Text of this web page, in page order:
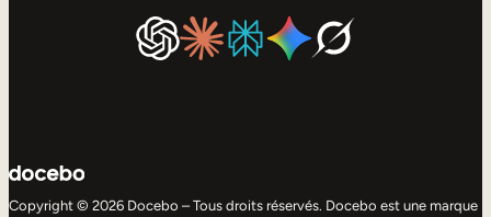
Copyright © 2026 Docebo – Tous droits réservés. Docebo est une marque